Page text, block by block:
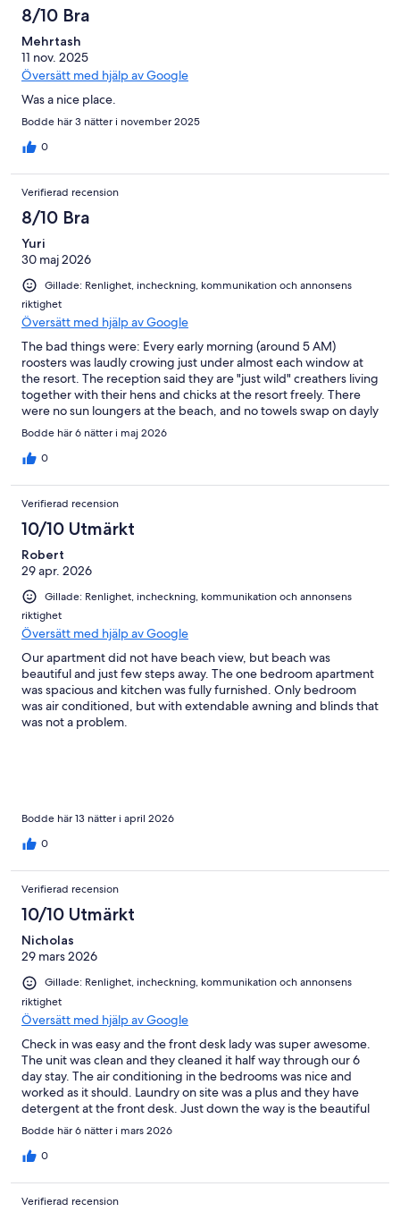
8/10 Bra
Mehrtash
11 nov. 2025
Översätt med hjälp av Google
Was a nice place.
Bodde här 3 nätter i november 2025
0
Verifierad recension
8/10 Bra
Yuri
30 maj 2026
Gillade: Renlighet, incheckning, kommunikation och annonsens
riktighet
Översätt med hjälp av Google
The bad things were: Every early morning (around 5 AM)
roosters was laudly crowing just under almost each window at
the resort. The reception said they are "just wild" creathers living
together with their hens and chicks at the resort freely. There
were no sun loungers at the beach, and no towels swap on dayly
base as normal
Bodde här 6 nätter i maj 2026
0
Verifierad recension
10/10 Utmärkt
Robert
29 apr. 2026
Gillade: Renlighet, incheckning, kommunikation och annonsens
riktighet
Översätt med hjälp av Google
Our apartment did not have beach view, but beach was
beautiful and just few steps away. The one bedroom apartment
was spacious and kitchen was fully furnished. Only bedroom
was air conditioned, but with extendable awning and blinds that
was not a problem.
Bodde här 13 nätter i april 2026
0
Verifierad recension
10/10 Utmärkt
Nicholas
29 mars 2026
Gillade: Renlighet, incheckning, kommunikation och annonsens
riktighet
Översätt med hjälp av Google
Check in was easy and the front desk lady was super awesome.
The unit was clean and they cleaned it half way through our 6
day stay. The air conditioning in the bedrooms was nice and
worked as it should. Laundry on site was a plus and they have
detergent at the front desk. Just down the way is the beautiful
beach with easy access. Limited restaurants near by, but we had
Bodde här 6 nätter i mars 2026
0
Verifierad recension